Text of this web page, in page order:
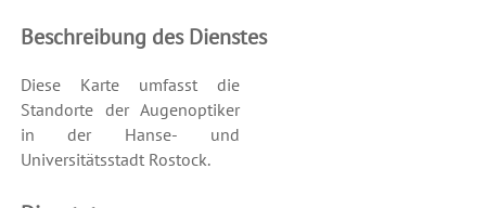
Beschreibung des Dienstes
Diese Karte umfasst die
Standorte der Augenoptiker
in der Hanse- und
Universitätsstadt Rostock.